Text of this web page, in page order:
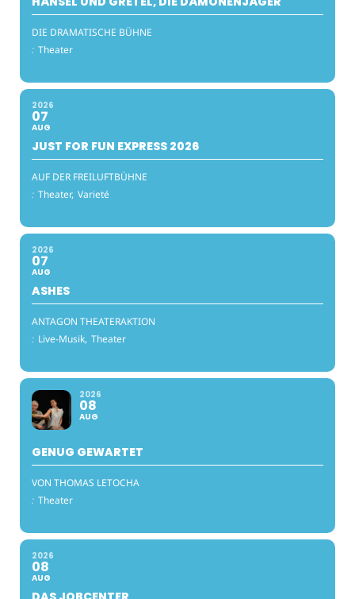
DIE DRAMATISCHE BÜHNE
: Theater
2026
07
AUG
JUST FOR FUN EXPRESS 2026
AUF DER FREILUFTBÜHNE
: Theater, Varieté
2026
07
AUG
ASHES
ANTAGON THEATERAKTION
: Live-Musik, Theater
2026
08
AUG
GENUG GEWARTET
VON THOMAS LETOCHA
: Theater
2026
08
AUG